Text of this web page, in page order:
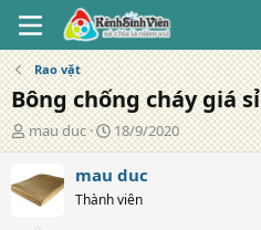
Rao vặt
Bông chống cháy giá sỉ
T
á
i
mau duc
N
g
à
đ
18/9/2020
mau duc
Thành viên